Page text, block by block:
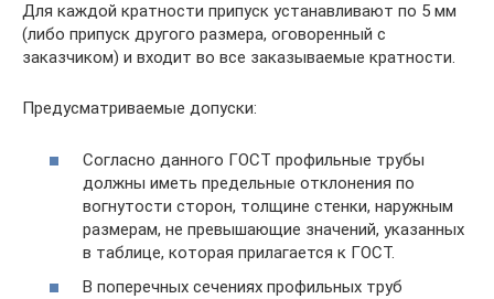
Для каждой кратности припуск устанавливают по 5 мм
(либо припуск другого размера, оговоренный с
заказчиком) и входит во все заказываемые кратности.
Предусматриваемые допуски:
Согласно данного ГОСТ профильные трубы
должны иметь предельные отклонения по
вогнутости сторон, толщине стенки, наружным
размерам, не превышающие значений, указанных
в таблице, которая прилагается к ГОСТ.
В поперечных сечениях профильных труб